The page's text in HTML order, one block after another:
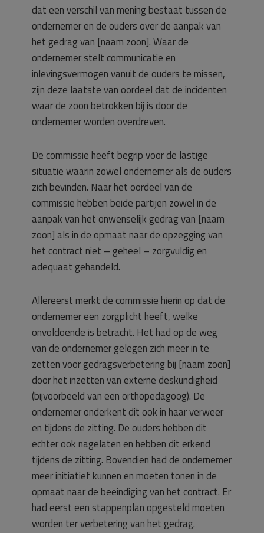
dat een verschil van mening bestaat tussen de
ondernemer en de ouders over de aanpak van
het gedrag van [naam zoon]. Waar de
ondernemer stelt communicatie en
inlevingsvermogen vanuit de ouders te missen,
zijn deze laatste van oordeel dat de incidenten
waar de zoon betrokken bij is door de
ondernemer worden overdreven.
De commissie heeft begrip voor de lastige
situatie waarin zowel ondernemer als de ouders
zich bevinden. Naar het oordeel van de
commissie hebben beide partijen zowel in de
aanpak van het onwenselijk gedrag van [naam
zoon] als in de opmaat naar de opzegging van
het contract niet – geheel – zorgvuldig en
adequaat gehandeld.
Allereerst merkt de commissie hierin op dat de
ondernemer een zorgplicht heeft, welke
onvoldoende is betracht. Het had op de weg
van de ondernemer gelegen zich meer in te
zetten voor gedragsverbetering bij [naam zoon]
door het inzetten van externe deskundigheid
(bijvoorbeeld van een orthopedagoog). De
ondernemer onderkent dit ook in haar verweer
en tijdens de zitting. De ouders hebben dit
echter ook nagelaten en hebben dit erkend
tijdens de zitting. Bovendien had de ondernemer
meer initiatief kunnen en moeten tonen in de
opmaat naar de beëindiging van het contract. Er
had eerst een stappenplan opgesteld moeten
worden ter verbetering van het gedrag.